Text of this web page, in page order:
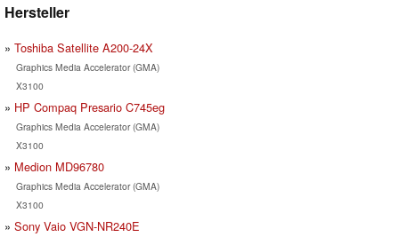
Hersteller
Toshiba Satellite A200-24X
Graphics Media Accelerator (GMA)
X3100
HP Compaq Presario C745eg
Graphics Media Accelerator (GMA)
X3100
Medion MD96780
Graphics Media Accelerator (GMA)
X3100
Sony Vaio VGN-NR240E